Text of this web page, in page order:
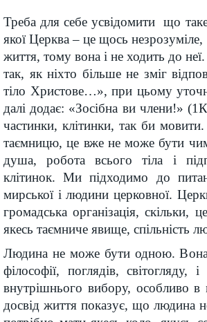
Треба для себе усвідомити що
якої Церква – це щось незрозуміле,
життя, тому вона і не ходить до
так, як ніхто більше не зміг
тіло Христове…», при цьому
далі додає: «Зосібна ви члени!»
частинки, клітинки, так би
таємницю, це вже не може бути
душа, робота всього тіла і
клітинок. Ми підходимо до
мирської і людини церковної.
громадська організація,
якесь таємниче явище, спільність
Людина не може бути одною. Вона
філософії, поглядів,
внутрішнього вибору, особливо в
досвід життя показує, що людина